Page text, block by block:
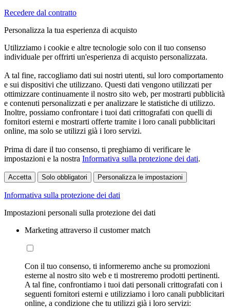
Recedere dal contratto
Personalizza la tua esperienza di acquisto
Utilizziamo i cookie e altre tecnologie solo con il tuo consenso
individuale per offrirti un'esperienza di acquisto personalizzata.
A tal fine, raccogliamo dati sui nostri utenti, sul loro comportamento
e sui dispositivi che utilizzano. Questi dati vengono utilizzati per
ottimizzare continuamente il nostro sito web, per mostrarti pubblicità
e contenuti personalizzati e per analizzare le statistiche di utilizzo.
Inoltre, possiamo confrontare i tuoi dati crittografati con quelli di
fornitori esterni e mostrarti offerte tramite i loro canali pubblicitari
online, ma solo se utilizzi già i loro servizi.
Prima di dare il tuo consenso, ti preghiamo di verificare le
impostazioni e la nostra Informativa sulla protezione dei dati.
Accetta Solo obbligatori Personalizza le impostazioni
Informativa sulla protezione dei dati
Impostazioni personali sulla protezione dei dati
Marketing attraverso il customer match
Con il tuo consenso, ti informeremo anche su promozioni
esterne al nostro sito web e ti mostreremo prodotti pertinenti.
A tal fine, confrontiamo i tuoi dati personali crittografati con i
seguenti fornitori esterni e utilizziamo i loro canali pubblicitari
online, a condizione che tu utilizzi già i loro servizi: